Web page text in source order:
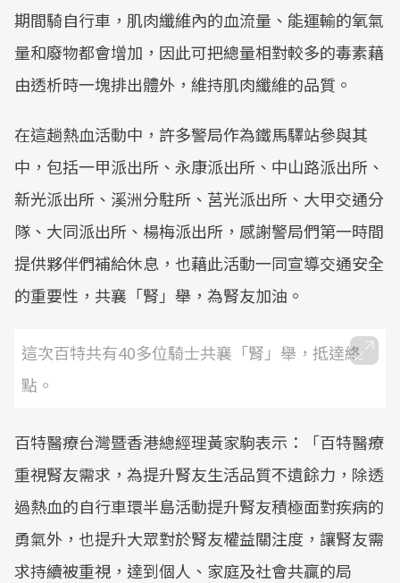
期間騎自行車，肌肉纖維內的血流量、能運輸的氧氣
量和廢物都會增加，因此可把總量相對較多的毒素藉
由透析時一塊排出體外，維持肌肉纖維的品質。
在這趟熱血活動中，許多警局作為鐵馬驛站參與其
中，包括一甲派出所、永康派出所、中山路派出所、
新光派出所、溪洲分駐所、莒光派出所、大甲交通分
隊、大同派出所、楊梅派出所，感謝警局們第一時間
提供夥伴們補給休息，也藉此活動一同宣導交通安全
的重要性，共襄「腎」舉，為腎友加油。
這次百特共有40多位騎士共襄「腎」舉，抵達終
點。
百特醫療台灣暨香港總經理黃家駒表示：「百特醫療
重視腎友需求，為提升腎友生活品質不遺餘力，除透
過熱血的自行車環半島活動提升腎友積極面對疾病的
勇氣外，也提升大眾對於腎友權益關注度，讓腎友需
求持續被重視，達到個人、家庭及社會共贏的局